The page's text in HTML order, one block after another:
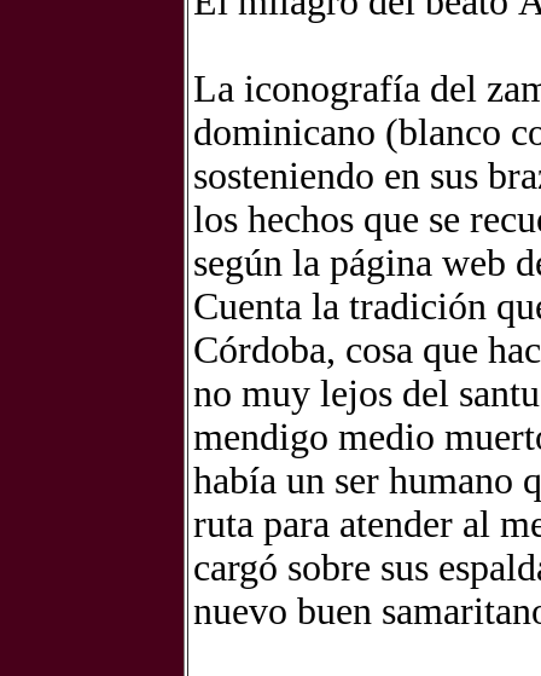
La iconografía del
dominicano (blanco
sosteniendo en sus
los hechos que se
según la página web
Cuenta la tradición
Córdoba, cosa que
no muy lejos del
mendigo medio
había un ser humano
ruta para atender al
cargó sobre sus
nuevo buen